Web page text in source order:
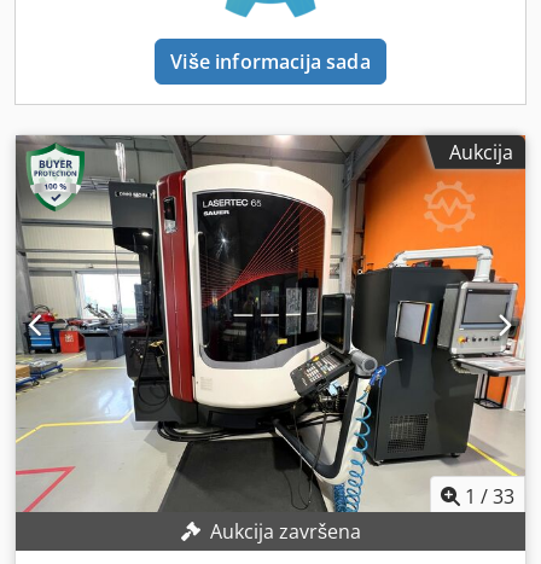
spremnik za alate. - Opremljen je postajom za uklanjanje
oštrina. Stroj se može pregledati pod naponom, uz
prethodnu najavu.Više informacija sada
Aukcija
1 /33
Aukcija završena